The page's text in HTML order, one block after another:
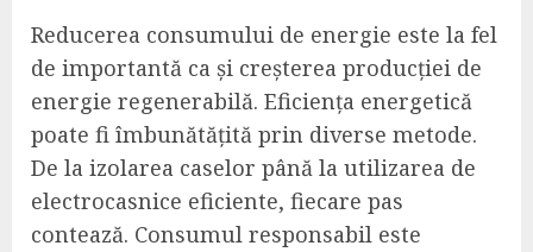
Reducerea consumului de energie este la fel
de importantă ca și creșterea producției de
energie regenerabilă. Eficiența energetică
poate fi îmbunătățită prin diverse metode.
De la izolarea caselor până la utilizarea de
electrocasnice eficiente, fiecare pas
contează. Consumul responsabil este